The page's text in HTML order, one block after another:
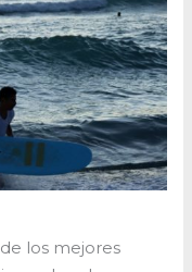
los mejores